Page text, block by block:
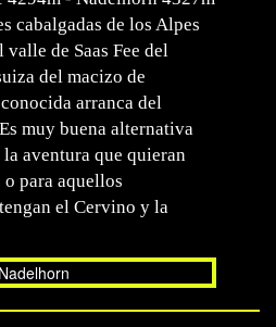
cabalgadas de los Alpes
de Saas Fee del
del macizo de
arranca del
muy buena alternativa
la aventura que quieran
o para aquellos
el Cervino y la